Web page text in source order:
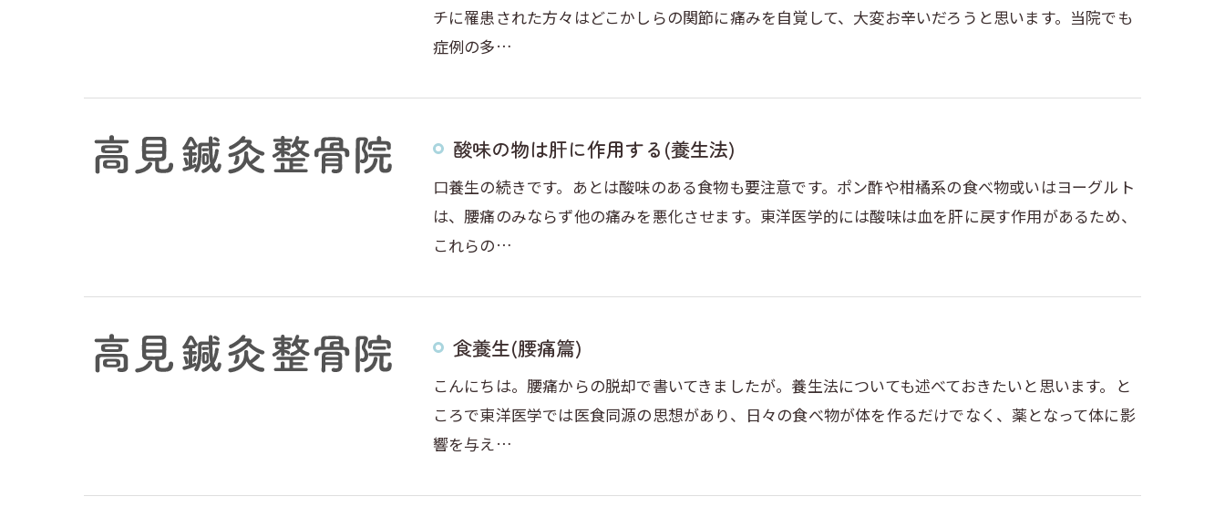
チに罹患された方々はどこかしらの関節に痛みを自覚して、大変お辛いだろうと思います。当院でも
症例の多…
酸味の物は肝に作用する(養生法)
口養生の続きです。あとは酸味のある食物も要注意です。ポン酢や柑橘系の食べ物或いはヨーグルト
は、腰痛のみならず他の痛みを悪化させます。東洋医学的には酸味は血を肝に戻す作用があるため、
これらの…
食養生(腰痛篇)
こんにちは。腰痛からの脱却で書いてきましたが。養生法についても述べておきたいと思います。と
ころで東洋医学では医食同源の思想があり、日々の食べ物が体を作るだけでなく、薬となって体に影
響を与え…